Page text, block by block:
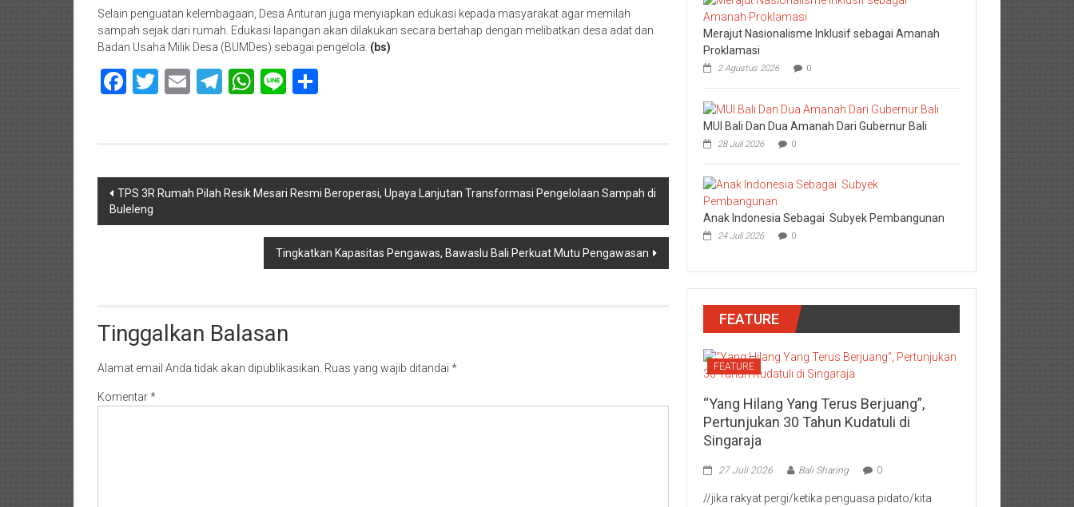
Selain penguatan kelembagaan, Desa Anturan juga menyiapkan edukasi kepada masyarakat agar memilah
sampah sejak dari rumah. Edukasi lapangan akan dilakukan secara bertahap dengan melibatkan desa adat dan
Badan Usaha Milik Desa (BUMDes) sebagai pengelola. (bs)
Facebook
Twitter
EmailTelegram
WhatsApp
Line
Navigasi
pos
TPS 3R Rumah Pilah Resik Mesari Resmi Beroperasi, Upaya Lanjutan Transformasi Pengelolaan Sampah di
Buleleng
Tingkatkan Kapasitas Pengawas, Bawaslu Bali Perkuat Mutu Pengawasan
Tinggalkan Balasan
Alamat email Anda tidak akan dipublikasikan. Ruas yang wajib ditandai *
Komentar*
Merajut Nasionalisme Inklusif sebagai Amanah
Proklamasi
2 Agustus 2026 0
MUI Bali Dan Dua Amanah Dari Gubernur Bali
28 Juli 2026 0
Anak Indonesia Sebagai Subyek Pembangunan
24 Juli 2026 0
FEATURE
FEATURE
“Yang Hilang Yang Terus Berjuang”,
Pertunjukan 30 Tahun Kudatuli di
Singaraja
27 Juli 2026 Bali Sharing 0
//jika rakyat pergi/ketika penguasa pidato/kita